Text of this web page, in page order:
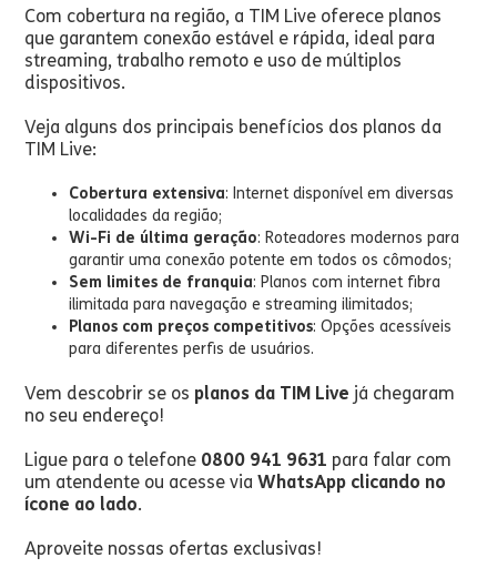
Com cobertura na região, a TIM Live oferece planos
que garantem conexão estável e rápida, ideal para
streaming, trabalho remoto e uso de múltiplos
dispositivos.
Veja alguns dos principais benefícios dos planos da
TIM Live:
Cobertura extensiva: Internet disponível em diversas
localidades da região;
Wi-Fi de última geração: Roteadores modernos para
garantir uma conexão potente em todos os cômodos;
Sem limites de franquia: Planos com internet fibra
ilimitada para navegação e streaming ilimitados;
Planos com preços competitivos: Opções acessíveis
para diferentes perfis de usuários.
Vem descobrir se os planos da TIM Live já chegaram
no seu endereço!
Ligue para o telefone 0800 941 9631 para falar com
um atendente ou acesse viaWhatsApp clicando no
ícone ao lado.
Aproveite nossas ofertas exclusivas!